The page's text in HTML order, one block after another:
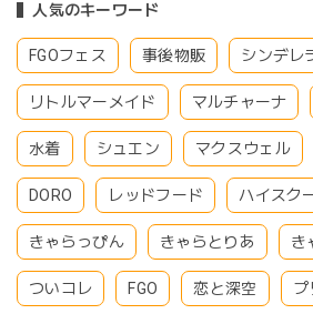
人気のキーワード
FGOフェス 事後物販 シンデレ
リトルマーメイド マルチャーナ
水着 シュエン マクスウェル
DORO レッドフード ハイスク
きゃらっぴん きゃらとりあ き
ついコレ FGO 恋と深空 プ